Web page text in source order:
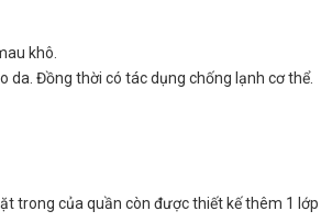
khô.
da. Đồng thời có tác dụng chống lạnh cơ thể.
trong của quần còn được thiết kế thêm 1 lớp